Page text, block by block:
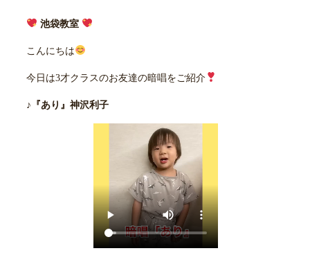
池袋教室
こんにちは
今日は3才クラスのお友達の暗唱をご紹介
♪『あり』神沢利子